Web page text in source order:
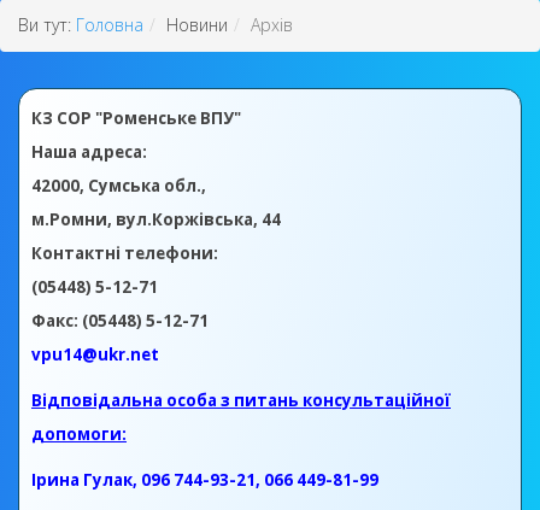
Ви тут: Головна Новини Архів
КЗ СОР "Роменське ВПУ"
Наша адреса:
42000, Сумська обл.,
м.Ромни, вул.Коржівська, 44
Контактні телефони:
(05448) 5-12-71
Факс: (05448) 5-12-71
vpu14@ukr.net
Відповідальна особа з питань консультаційної
допомоги:
Ірина Гулак, 096 744-93-21, 066 449-81-99